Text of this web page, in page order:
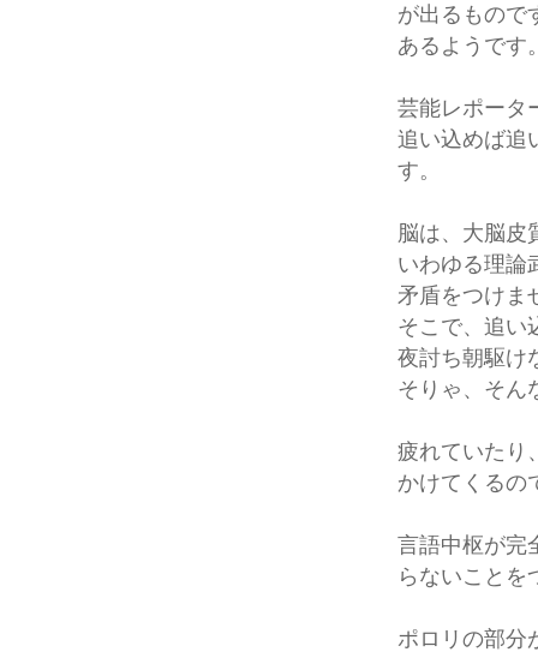
が出るもので
あるようです
芸能レポータ
追い込めば追
す。
脳は、大脳皮
いわゆる理論
矛盾をつけま
そこで、追い
夜討ち朝駆け
そりゃ、そん
疲れていたり
かけてくるの
言語中枢が完
らないことを
ポロリの部分